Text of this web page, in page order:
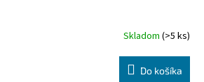
Skladom (>5 ks)
Do košíka